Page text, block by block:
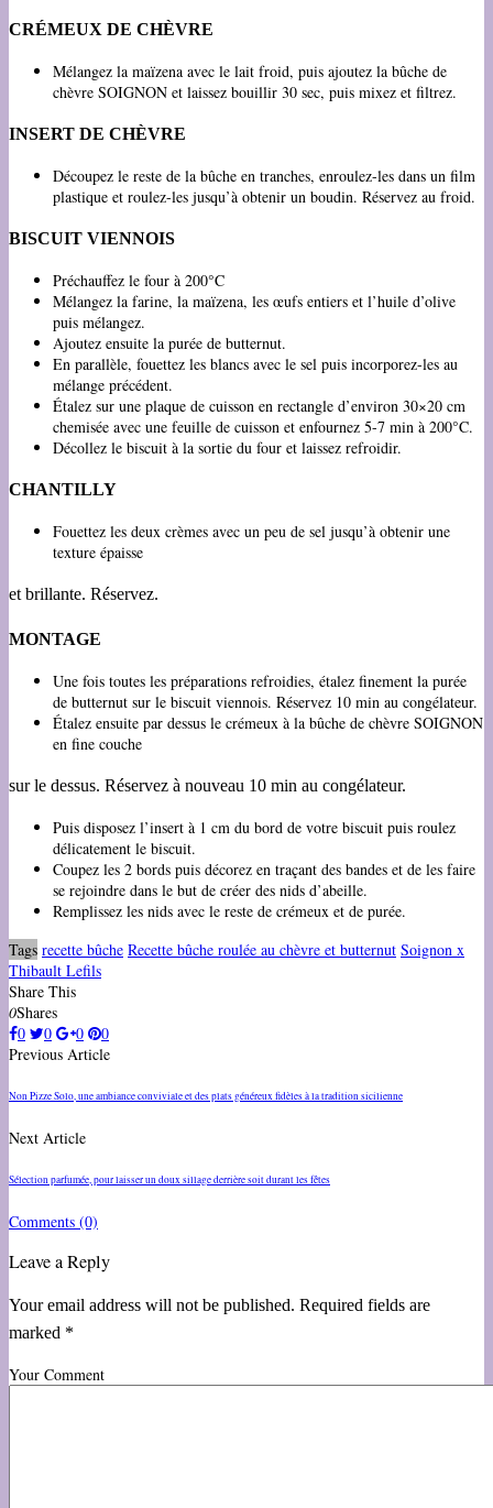
CRÉMEUX DE CHÈVRE
Mélangez la maïzena avec le lait froid, puis ajoutez la bûche de
chèvre SOIGNON et laissez bouillir 30 sec, puis mixez et filtrez.
INSERT DE CHÈVRE
Découpez le reste de la bûche en tranches, enroulez-les dans un film
plastique et roulez-les jusqu’à obtenir un boudin. Réservez au froid.
BISCUIT VIENNOIS
Préchauffez le four à 200°C
Mélangez la farine, la maïzena, les œufs entiers et l’huile d’olive
puis mélangez.
Ajoutez ensuite la purée de butternut.
En parallèle, fouettez les blancs avec le sel puis incorporez-les au
mélange précédent.
Étalez sur une plaque de cuisson en rectangle d’environ 30×20 cm
chemisée avec une feuille de cuisson et enfournez 5-7 min à 200°C.
Décollez le biscuit à la sortie du four et laissez refroidir.
CHANTILLY
Fouettez les deux crèmes avec un peu de sel jusqu’à obtenir une
texture épaisse
et brillante. Réservez.
MONTAGE
Une fois toutes les préparations refroidies, étalez finement la purée
de butternut sur le biscuit viennois. Réservez 10 min au congélateur.
Étalez ensuite par dessus le crémeux à la bûche de chèvre SOIGNON
en fine couche
sur le dessus. Réservez à nouveau 10 min au congélateur.
Puis disposez l’insert à 1 cm du bord de votre biscuit puis roulez
délicatement le biscuit.
Coupez les 2 bords puis décorez en traçant des bandes et de les faire
se rejoindre dans le but de créer des nids d’abeille.
Remplissez les nids avec le reste de crémeux et de purée.
Tags recette bûche Recette bûche roulée au chèvre et butternut Soignon x
Thibault Lefils
Share This
0Shares
0
0 0
0
Previous Article
Non Pizze Solo, une ambiance conviviale et des plats généreux fidèles à la tradition sicilienne
Next Article
Sélection parfumée, pour laisser un doux sillage derrière soit durant les fêtes
Comments (0)
Leave a Reply
Your email address will not be published. Required fields are
marked *
Your Comment